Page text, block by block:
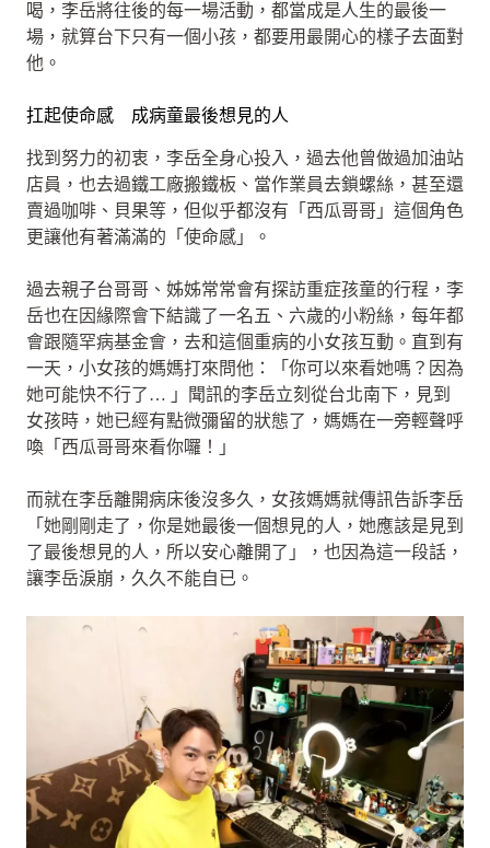
喝，李岳將往後的每一場活動，都當成是人生的最後一
場，就算台下只有一個小孩，都要用最開心的樣子去面對
他。
扛起使命感 成病童最後想見的人
找到努力的初衷，李岳全身心投入，過去他曾做過加油站
店員，也去過鐵工廠搬鐵板、當作業員去鎖螺絲，甚至還
賣過咖啡、貝果等，但似乎都沒有「西瓜哥哥」這個角色
更讓他有著滿滿的「使命感」。
過去親子台哥哥、姊姊常常會有探訪重症孩童的行程，李
岳也在因緣際會下結識了一名五、六歲的小粉絲，每年都
會跟隨罕病基金會，去和這個重病的小女孩互動。直到有
一天，小女孩的媽媽打來問他：「你可以來看她嗎？因為
她可能快不行了… 」聞訊的李岳立刻從台北南下，見到
女孩時，她已經有點微彌留的狀態了，媽媽在一旁輕聲呼
喚「西瓜哥哥來看你囉！」
而就在李岳離開病床後沒多久，女孩媽媽就傳訊告訴李岳
「她剛剛走了，你是她最後一個想見的人，她應該是見到
了最後想見的人，所以安心離開了」，也因為這一段話，
讓李岳淚崩，久久不能自已。